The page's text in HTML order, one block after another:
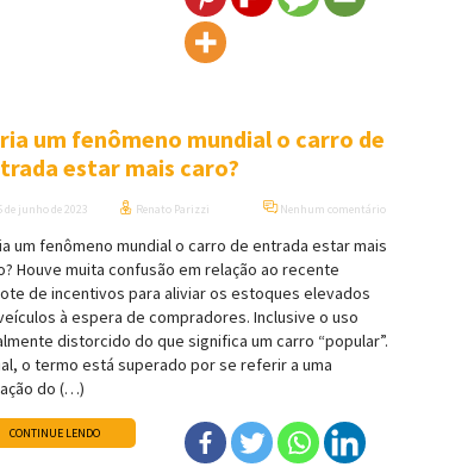
um fenômeno mundial o carro de
estar mais caro?
de junho de 2023 Renato Parizzi Nenhum comentário
um fenômeno mundial o carro de entrada estar mais
Houve muita confusão em relação ao recente
de incentivos para aliviar os estoques elevados
à espera de compradores. Inclusive o uso
distorcido do que significa um carro “popular”.
o termo está superado por se referir a uma
do (…)
CONTINUE LENDO